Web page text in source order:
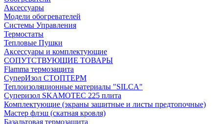
Аксессуары
Модели обогревателей
Системы Управления
Термостаты
Тепловые Пушки
Аксессуары и комплектующие
СОПУТСТВУЮЩИЕ ТОВАРЫ
Flamma термозащита
СуперИзол СТОПТЕРМ
Теплоизоляционные материалы "SILCA"
Суперизол SKAMOTEC 225 плита
Комплектующие (экраны защитные и листы предтопочные)
Мастер флэш (скатная кровля)
Базальтовая термозащита